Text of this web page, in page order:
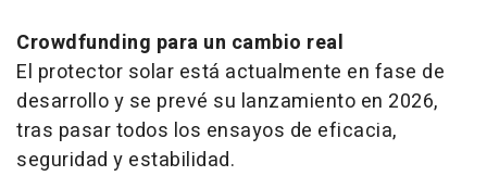
Crowdfunding para un cambio real
El protector solar está actualmente en fase de
desarrollo y se prevé su lanzamiento en 2026,
tras pasar todos los ensayos de eficacia,
seguridad y estabilidad.